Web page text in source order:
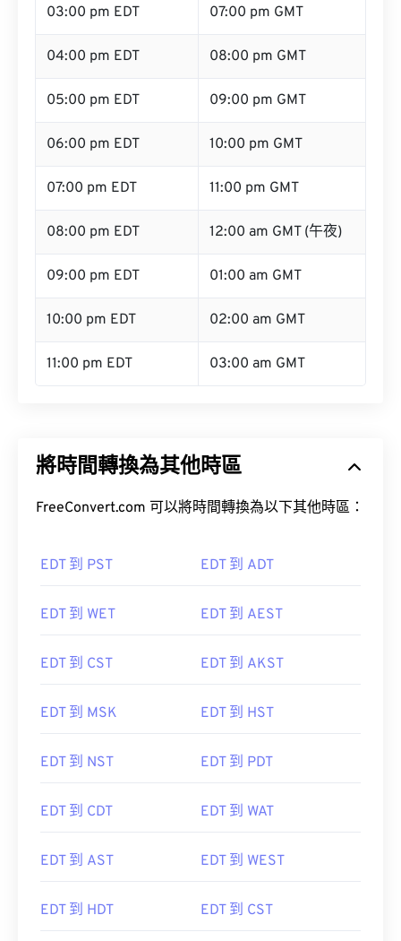
03:00 pm EDT 07:00 pm GMT
04:00 pm EDT 08:00 pm GMT
05:00 pm EDT 09:00 pm GMT
06:00 pm EDT 10:00 pm GMT
07:00 pm EDT 11:00 pm GMT
08:00 pm EDT 12:00 am GMT (午夜)
09:00 pm EDT 01:00 am GMT
10:00 pm EDT 02:00 am GMT
11:00 pm EDT 03:00 am GMT
將時間轉換為其他時區
FreeConvert.com 可以將時間轉換為以下其他時區：
EDT 到 PST EDT 到 ADT
EDT 到 WET EDT 到 AEST
EDT 到 CST EDT 到 AKST
EDT 到 MSK EDT 到 HST
EDT 到 NST EDT 到 PDT
EDT 到 CDT EDT 到 WAT
EDT 到 AST EDT 到 WEST
EDT 到 HDT EDT 到 CST